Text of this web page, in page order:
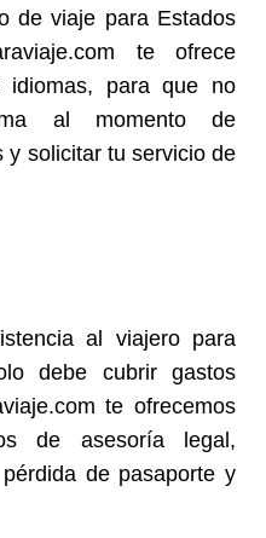
de viaje para Estados
te ofrece
idiomas, para que no
al momento de
y solicitar tu servicio de
al viajero para
debe cubrir gastos
te ofrecemos
de asesoría legal,
de pasaporte y